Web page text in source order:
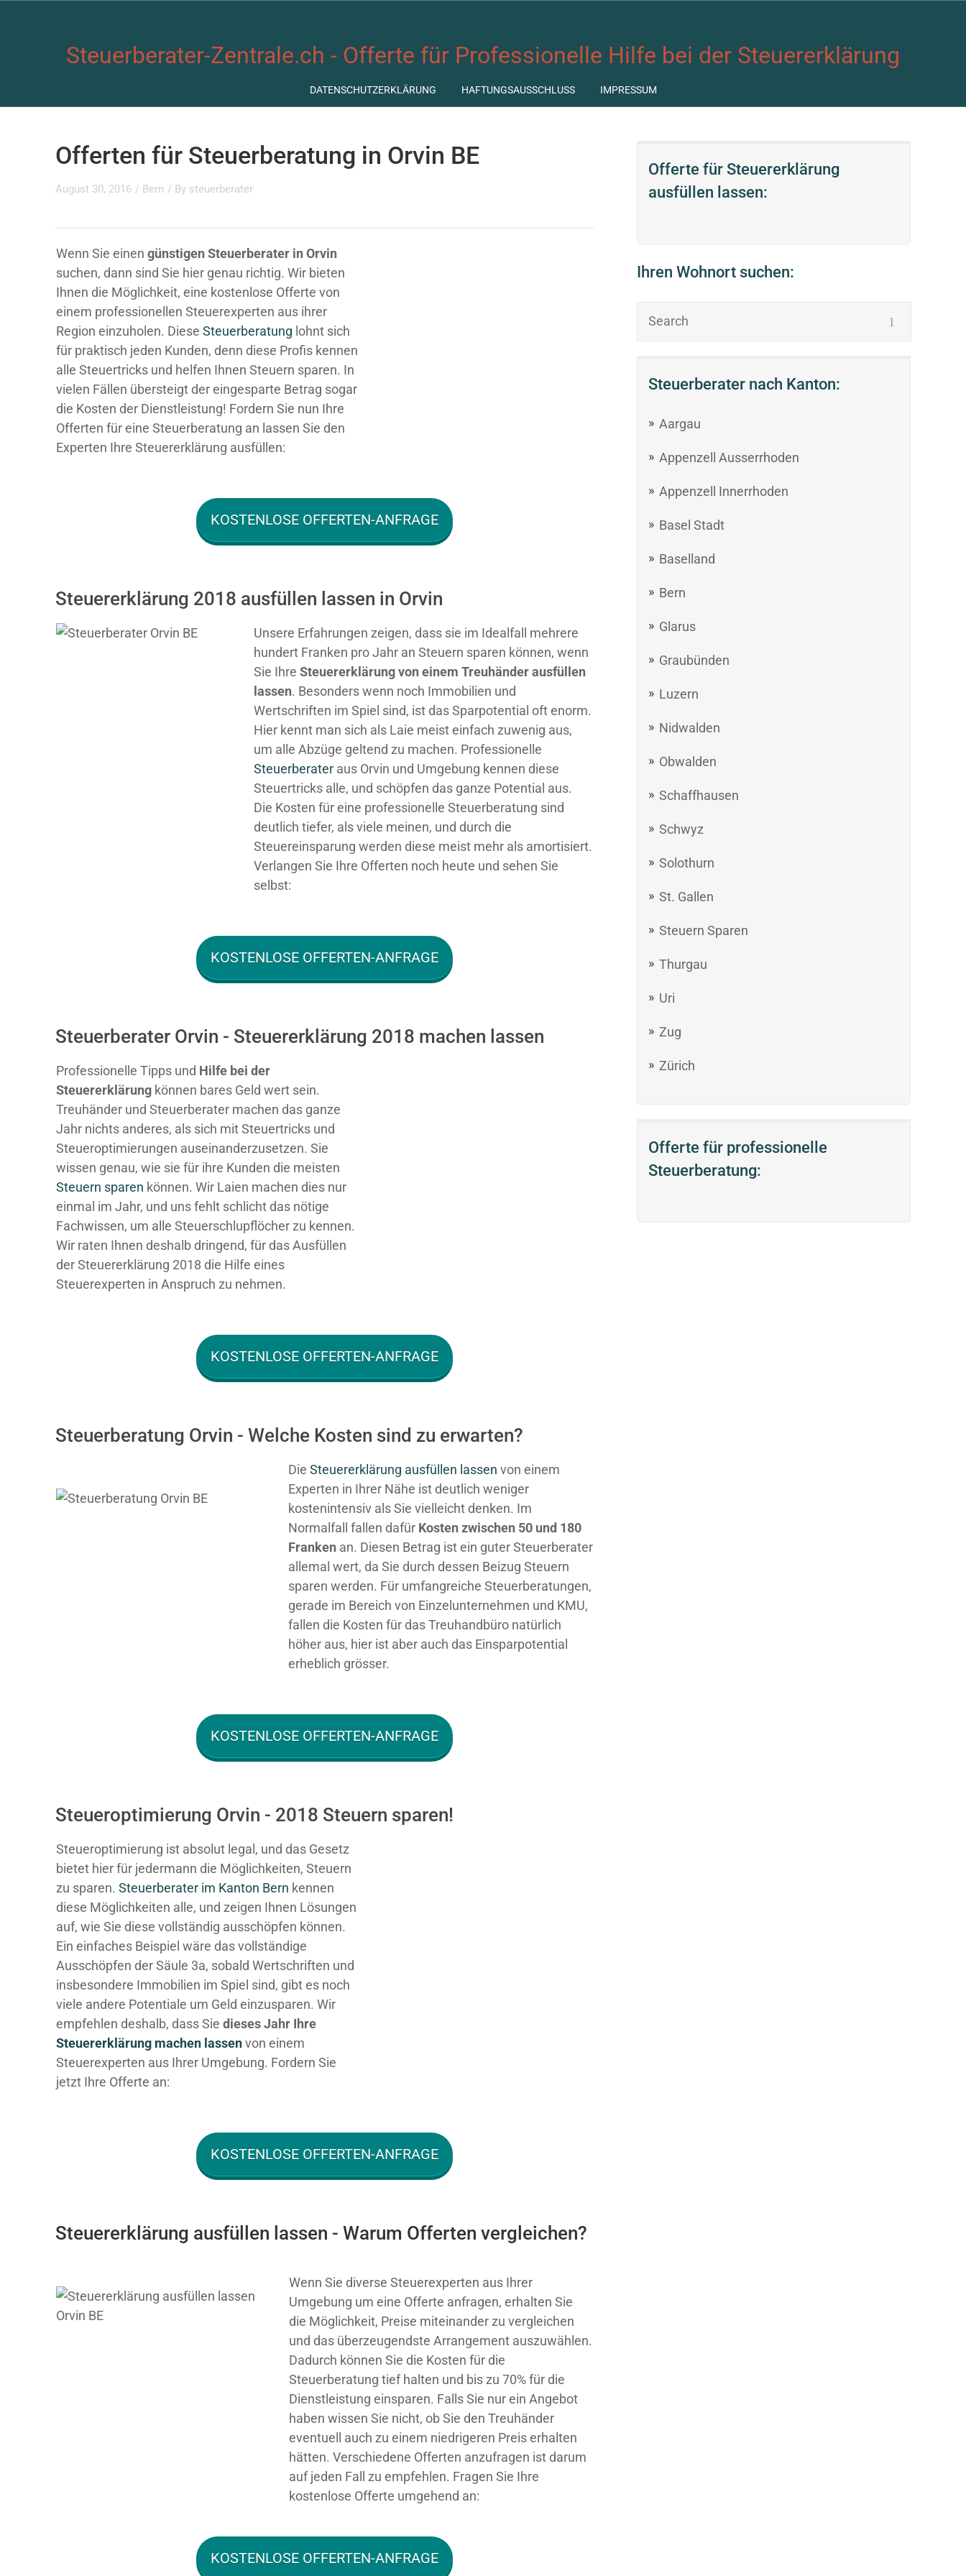
Steuerberater-Zentrale.ch - Offerte für Professionelle Hilfe bei der Steuererklärung
DATENSCHUTZERKLÄRUNG HAFTUNGSAUSSCHLUSS IMPRESSUM
Offerte für Steuererklärung
ausfüllen lassen:
Ihren Wohnort suchen:
Steuerberater nach Kanton:
Aargau
Appenzell Ausserrhoden
Appenzell Innerrhoden
Basel Stadt
Baselland
Bern
Glarus
Graubünden
Luzern
Nidwalden
Obwalden
Schaffhausen
Schwyz
Solothurn
St. Gallen
Steuern Sparen
Thurgau
Uri
Zug
Zürich
Offerte für professionelle
Steuerberatung:
Offerten für Steuerberatung in Orvin BE
August 30, 2016 / Bern / By steuerberater
Wenn Sie einen günstigen Steuerberater in Orvin
suchen, dann sind Sie hier genau richtig. Wir bieten
Ihnen die Möglichkeit, eine kostenlose Offerte von
einem professionellen Steuerexperten aus ihrer
Region einzuholen. Diese Steuerberatung lohnt sich
für praktisch jeden Kunden, denn diese Profis kennen
alle Steuertricks und helfen Ihnen Steuern sparen. In
vielen Fällen übersteigt der eingesparte Betrag sogar
die Kosten der Dienstleistung! Fordern Sie nun Ihre
Offerten für eine Steuerberatung an lassen Sie den
Experten Ihre Steuererklärung ausfüllen:
KOSTENLOSE OFFERTEN-ANFRAGE
Steuererklärung 2018 ausfüllen lassen in Orvin
Unsere Erfahrungen zeigen, dass sie im Idealfall mehrere
hundert Franken pro Jahr an Steuern sparen können, wenn
Sie Ihre Steuererklärung von einem Treuhänder ausfüllen
lassen. Besonders wenn noch Immobilien und
Wertschriften im Spiel sind, ist das Sparpotential oft enorm.
Hier kennt man sich als Laie meist einfach zuwenig aus,
um alle Abzüge geltend zu machen. Professionelle
Steuerberater aus Orvin und Umgebung kennen diese
Steuertricks alle, und schöpfen das ganze Potential aus.
Die Kosten für eine professionelle Steuerberatung sind
deutlich tiefer, als viele meinen, und durch die
Steuereinsparung werden diese meist mehr als amortisiert.
Verlangen Sie Ihre Offerten noch heute und sehen Sie
selbst:
KOSTENLOSE OFFERTEN-ANFRAGE
Steuerberater Orvin - Steuererklärung 2018 machen lassen
Professionelle Tipps und Hilfe bei der
Steuererklärung können bares Geld wert sein.
Treuhänder und Steuerberater machen das ganze
Jahr nichts anderes, als sich mit Steuertricks und
Steueroptimierungen auseinanderzusetzen. Sie
wissen genau, wie sie für ihre Kunden die meisten
Steuern sparen können. Wir Laien machen dies nur
einmal im Jahr, und uns fehlt schlicht das nötige
Fachwissen, um alle Steuerschlupflöcher zu kennen.
Wir raten Ihnen deshalb dringend, für das Ausfüllen
der Steuererklärung 2018 die Hilfe eines
Steuerexperten in Anspruch zu nehmen.
KOSTENLOSE OFFERTEN-ANFRAGE
Steuerberatung Orvin - Welche Kosten sind zu erwarten?
Die Steuererklärung ausfüllen lassen von einem
Experten in Ihrer Nähe ist deutlich weniger
kostenintensiv als Sie vielleicht denken. Im
Normalfall fallen dafür Kosten zwischen 50 und 180
Franken an. Diesen Betrag ist ein guter Steuerberater
allemal wert, da Sie durch dessen Beizug Steuern
sparen werden. Für umfangreiche Steuerberatungen,
gerade im Bereich von Einzelunternehmen und KMU,
fallen die Kosten für das Treuhandbüro natürlich
höher aus, hier ist aber auch das Einsparpotential
erheblich grösser.
KOSTENLOSE OFFERTEN-ANFRAGE
Steueroptimierung Orvin - 2018 Steuern sparen!
Steueroptimierung ist absolut legal, und das Gesetz
bietet hier für jedermann die Möglichkeiten, Steuern
zu sparen. Steuerberater im K anton Bern kennen
diese Möglichkeiten alle, und zeigen Ihnen Lösungen
auf, wie Sie diese vollständig ausschöpfen können.
Ein einfaches Beispiel wäre das vollständige
Ausschöpfen der Säule 3a, sobald Wertschriften und
insbesondere Immobilien im Spiel sind, gibt es noch
viele andere Potentiale um Geld einzusparen. Wir
empfehlen deshalb, dass Sie diesesJahr Ihre
Steuererklärung machen lassenvon einem
Steuerexperten aus Ihrer Umgebung. Fordern Sie
jetzt Ihre Offerte an:
KOSTENLOSE OFFERTEN-ANFRAGE
Steuererklärung ausfüllen lassen - Warum Offerten vergleichen?
Wenn Sie diverse Steuerexperten aus Ihrer
Umgebung um eine Offerte anfragen, erhalten Sie
die Möglichkeit, Preise miteinander zu vergleichen
und das überzeugendste Arrangement auszuwählen.
Dadurch können Sie die Kosten für die
Steuerberatung tief halten und bis zu 70% für die
Dienstleistung einsparen. Falls Sie nur ein Angebot
haben wissen Sie nicht, ob Sie den Treuhänder
eventuell auch zu einem niedrigeren Preis erhalten
hätten. Verschiedene Offerten anzufragen ist darum
auf jeden Fall zu empfehlen. Fragen Sie Ihre
kostenlose Offerte umgehend an:
KOSTENLOSE OFFERTEN-ANFRAGE